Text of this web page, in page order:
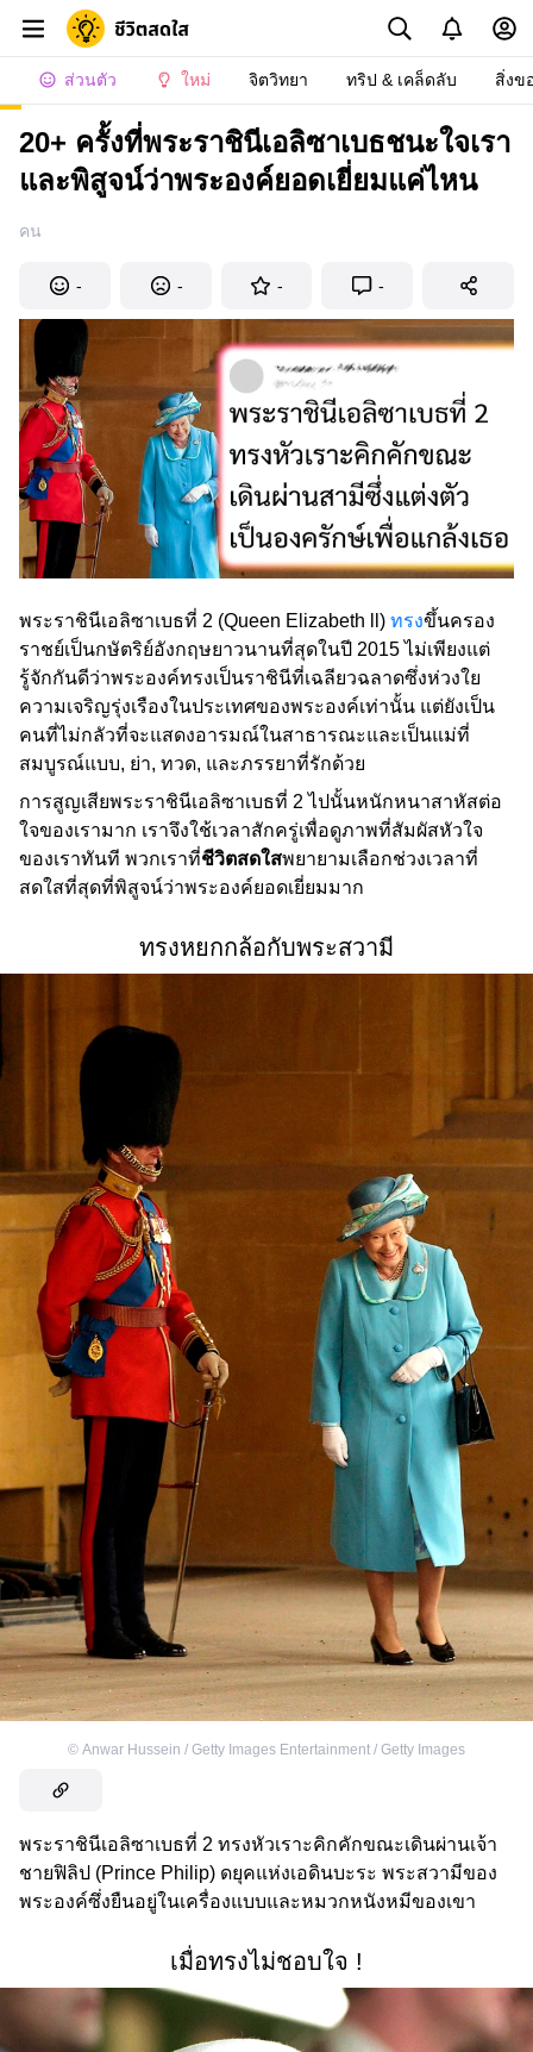
ส่วนตัว ใหม่ จิตวิทยา ทริป & เคล็ดลับ สิ่งข
20+ ครั้งที่พระราชินีเอลิซาเบธชนะใจเรา
และพิสูจน์ว่าพระองค์ยอดเยี่ยมแค่ไหน
คน
- - - -
พระราชินีเอลิซาเบธที่ 2 (Queen Elizabeth ll) ทรงขึ้นครอง
ราชย์เป็นกษัตริย์อังกฤษยาวนานที่สุดในปี 2015 ไม่เพียงแต่
รู้จักกันดีว่าพระองค์ทรงเป็นราชินีที่เฉลียวฉลาดซึ่งห่วงใย
ความเจริญรุ่งเรืองในประเทศของพระองค์เท่านั้น แต่ยังเป็น
คนที่ไม่กลัวที่จะแสดงอารมณ์ในสาธารณะและเป็นแม่ที่
สมบูรณ์แบบ, ย่า, ทวด, และภรรยาที่รักด้วย
การสูญเสียพระราชินีเอลิซาเบธที่ 2 ไปนั้นหนักหนาสาหัสต่อ
ใจของเรามาก เราจึงใช้เวลาสักครู่เพื่อดูภาพที่สัมผัสหัวใจ
ของเราทันที พวกเราที่ชีวิตสดใสพยายามเลือกช่วงเวลาที่
สดใสที่สุดที่พิสูจน์ว่าพระองค์ยอดเยี่ยมมาก
ทรงหยกกล้อกับพระสวามี
© Anwar Hussein / Getty Images Entertainment / Getty Images
พระราชินีเอลิซาเบธที่ 2 ทรงหัวเราะคิกคักขณะเดินผ่านเจ้า
ชายฟิลิป (Prince Philip) ดยุคแห่งเอดินบะระ พระสวามีของ
พระองค์ซึ่งยืนอยู่ในเครื่องแบบและหมวกหนังหมีของเขา
เมื่อทรงไม่ชอบใจ !